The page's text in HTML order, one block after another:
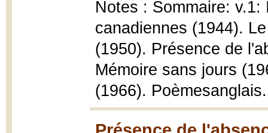
Notes : Sommaire:
canadiennes (1944).
(1950). Présence de
Mémoire sans jours
(1966).